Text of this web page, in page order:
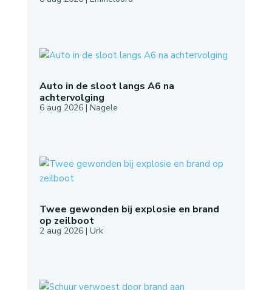
Auto in de sloot langs A6 na
achtervolging
6 aug 2026| Nagele
Twee gewonden bij explosie en brand
op zeilboot
2 aug 2026| Urk